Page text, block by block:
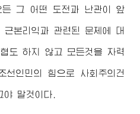
든 그 어떤 도전과 난관이 앞
본리익과 관련된 문제에 대
도 하지 않고 모든것을 자력
선인민의 힘으로 사회주의건
말것이다.